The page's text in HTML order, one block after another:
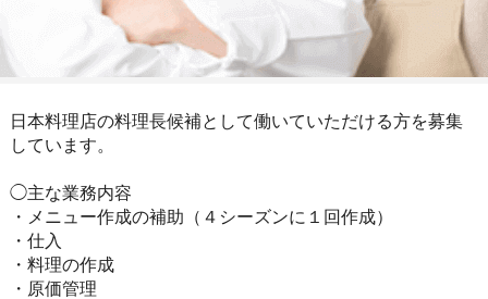
日本料理店の料理長候補として働いていただける方を募集
しています。
◯主な業務内容
・メニュー作成の補助（４シーズンに１回作成）
・仕入
・料理の作成
・原価管理